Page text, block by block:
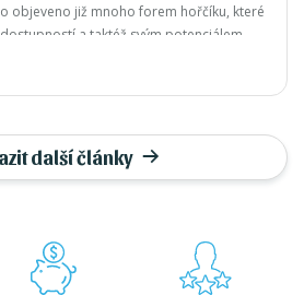
objeveno již mnoho forem hořčíku, které
a taktéž svým potenciálem.
a nejzajímavějších variant je tzv. hořčík
další články